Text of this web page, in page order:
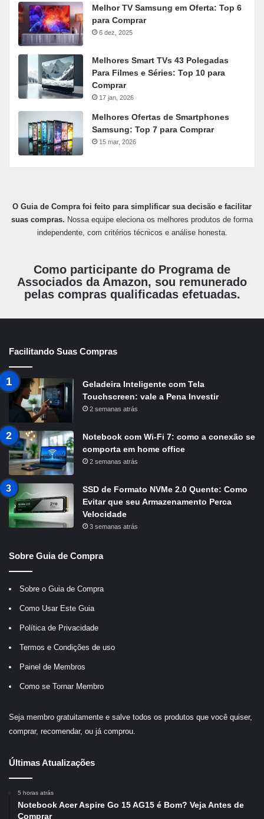
Melhor TV Samsung em Oferta: Top 6
para Comprar
6 dez, 2025
Melhores Smart TVs 43 Polegadas
Para Filmes e Séries: Top 10 para
Comprar
17 jan, 2026
Melhores Ofertas de Smartphones
Samsung: Top 7 para Comprar
15 mar, 2026
O Guia de Compra foi feito para simplificar sua decisão e facilitar
suas compras. Nossa equipe eleciona os melhores produtos de forma
independente, com critérios técnicos e análise honesta.
Como participante do Programa de
Associados da Amazon, sou remunerado
pelas compras qualificadas efetuadas.
Facilitando Suas Compras
Geladeira Inteligente com Tela
Touchscreen: vale a Pena Investir
2 semanas atrás
Notebook com Wi-Fi 7: como a conexão se
comporta em home office
2 semanas atrás
SSD de Formato NVMe 2.0 Quente: Como
Evitar que seu Armazenamento Perca
Velocidade
3 semanas atrás
Sobre Guia de Compra
Sobre o Guia de Compra
Como Usar Este Guia
Política de Privacidade
Termos e Condições de uso
Painel de Membros
Como se Tornar Membro
Seja membro gratuitamente e salve todos os produtos que você quiser,
comprar, recomendar, ou já comprou.
Últimas Atualizações
5 horas atrás
Notebook Acer Aspire Go 15 AG15 é Bom? Veja Antes de
Comprar